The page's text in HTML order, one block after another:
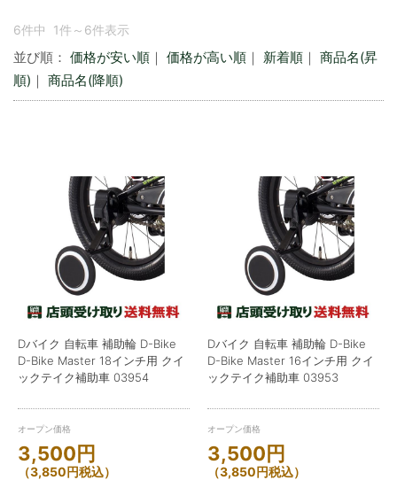
6件中 1件～6件表示
並び順： 価格が安い順 ｜ 価格が高い順 ｜ 新着順 ｜ 商品名(昇
順) ｜ 商品名(降順)
Dバイク 自転車 補助輪 D-Bike
D-Bike Master 18インチ用 クイ
ックテイク補助車 03954
オープン価格
3,500円
（3,850円税込）
Dバイク 自転車 補助輪 D-Bike
D-Bike Master 16インチ用 クイ
ックテイク補助車 03953
オープン価格
3,500円
（3,850円税込）